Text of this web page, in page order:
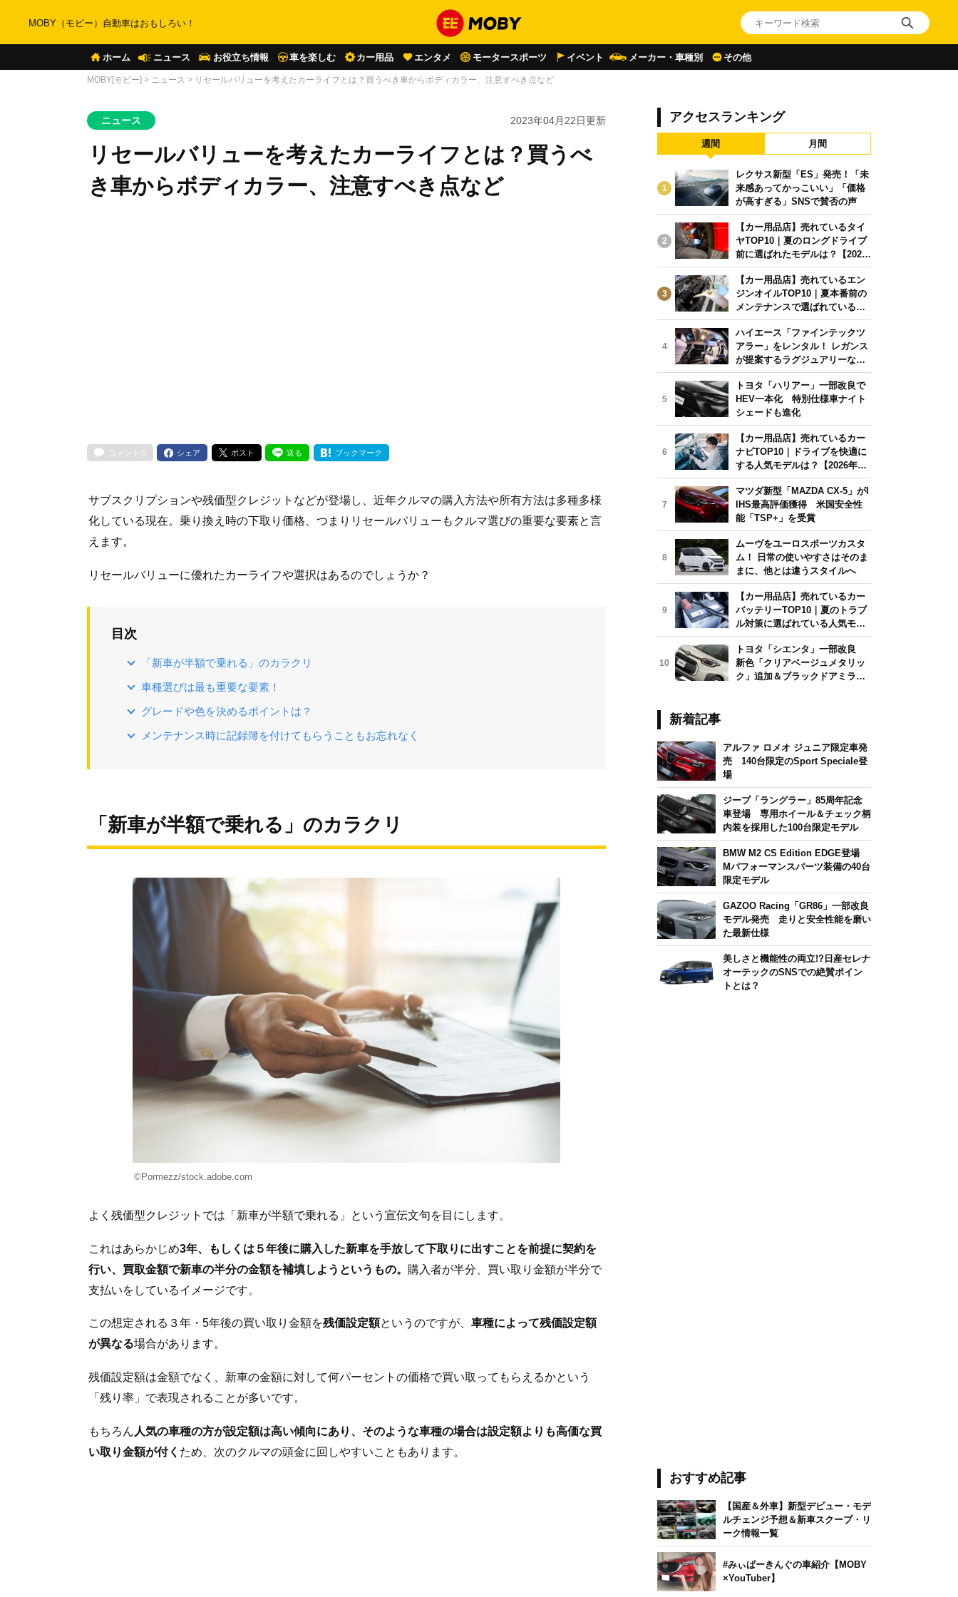
MOBY（モビー）自動車はおもしろい！
ホーム ニュース お役立ち情報 車を楽しむ カー用品 エンタメ モータースポーツ イベント メーカー・車種別 その他
MOBY[モビー] > ニュース > リセールバリューを考えたカーライフとは？買うべき車からボディカラー、注意すべき点など
ニュース 2023年04月22日更新
リセールバリューを考えたカーライフとは？買うべ
き車からボディカラー、注意すべき点など
コメント 0 シェア ポスト 送る ブックマーク
サブスクリプションや残価型クレジットなどが登場し、近年クルマの購入方法や所有方法は多種多様
化している現在。乗り換え時の下取り価格、つまりリセールバリューもクルマ選びの重要な要素と言
えます。
リセールバリューに優れたカーライフや選択はあるのでしょうか？
目次
「新車が半額で乗れる」のカラクリ
車種選びは最も重要な要素！
グレードや色を決めるポイントは？
メンテナンス時に記録簿を付けてもらうこともお忘れなく
「新車が半額で乗れる」のカラクリ
©Pormezz/stock.adobe.com
よく残価型クレジットでは「新車が半額で乗れる」という宣伝文句を目にします。
これはあらかじめ3年、もしくは５年後に購入した新車を手放して下取りに出すことを前提に契約を
行い、買取金額で新車の半分の金額を補填しようというもの。 購入者が半分、買い取り金額が半分で
支払いをしているイメージです。
この想定される３年・5年後の買い取り金額を残価設定額というのですが、 車種によって残価設定額
が異なる場合があります。
残価設定額は金額でなく、新車の金額に対して何パーセントの価格で買い取ってもらえるかという
「残り率」で表現されることが多いです。
もちろん 人気の車種の方が設定額は高い傾向にあり、そのような車種の場合は設定額よりも高価な買
い取り金額が付く ため、次のクルマの頭金に回しやすいこともあります。
アクセスランキング
週間 月間
1
レクサス新型「ES」発売！「未
来感あってかっこいい」「価格
が高すぎる」SNSで賛否の声
2
【カー用品店】売れているタイ
ヤTOP10｜夏のロングドライブ
前に選ばれたモデルは？【2026
年6月版】
3
【カー用品店】売れているエン
ジンオイルTOP10｜夏本番前の
メンテナンスで選ばれている人
気モデルは？【2026年6月版】
4
ハイエース「ファインテックツ
アラー」をレンタル！ レガンス
が提案するラグジュアリーな移
動体験
5
トヨタ「ハリアー」一部改良で
HEV一本化 特別仕様車ナイト
シェードも進化
6
【カー用品店】売れているカー
ナビTOP10｜ドライブを快適に
する人気モデルは？【2026年6
月版】
7
マツダ新型「MAZDA CX-5」がI
IHS最高評価獲得 米国安全性
能「TSP+」を受賞
8
ムーヴをユーロスポーツカスタ
ム！ 日常の使いやすさはそのま
まに、他とは違うスタイルへ
9
【カー用品店】売れているカー
バッテリーTOP10｜夏のトラブ
ル対策に選ばれている人気モデ
ルは？【2026年6月版】
10
トヨタ「シエンタ」一部改良
新色「クリアベージュメタリッ
ク」追加＆ブラックドアミラー
新着記事
アルファ ロメオ ジュニア限定車発
売 140台限定のSport Speciale登
場
ジープ「ラングラー」85周年記念
車登場 専用ホイール＆チェック柄
内装を採用した100台限定モデル
BMW M2 CS Edition EDGE登場
Mパフォーマンスパーツ装備の40台
限定モデル
GAZOO Racing「GR86」一部改良
モデル発売 走りと安全性能を磨い
た最新仕様
美しさと機能性の両立!?日産セレナ
オーテックのSNSでの絶賛ポイン
トとは？
おすすめ記事
【国産＆外車】新型デビュー・モデ
ルチェンジ予想＆新車スクープ・リ
ーク情報一覧
#みぃぱーきんぐの車紹介【MOBY
×YouTuber】